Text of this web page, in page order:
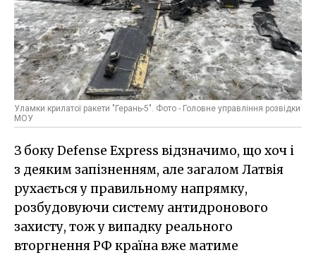
Уламки крилатої ракети "Герань-5". Фото - Головне управління розвідки
МОУ
З боку Defense Express відзначимо, що хоч і
з деяким запізненням, але загалом Латвія
рухається у правильному напрямку,
розбудовуючи систему антидронового
захисту, тож у випадку реального
вторгнення РФ країна вже матиме